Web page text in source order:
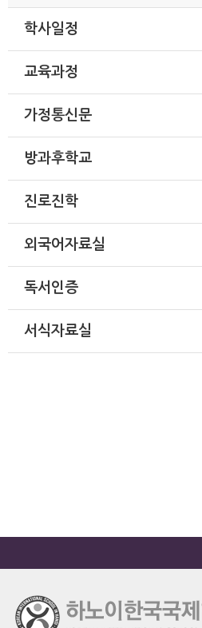
학사일정
교육과정
가정통신문
방과후학교
진로진학
외국어자료실
독서인증
서식자료실